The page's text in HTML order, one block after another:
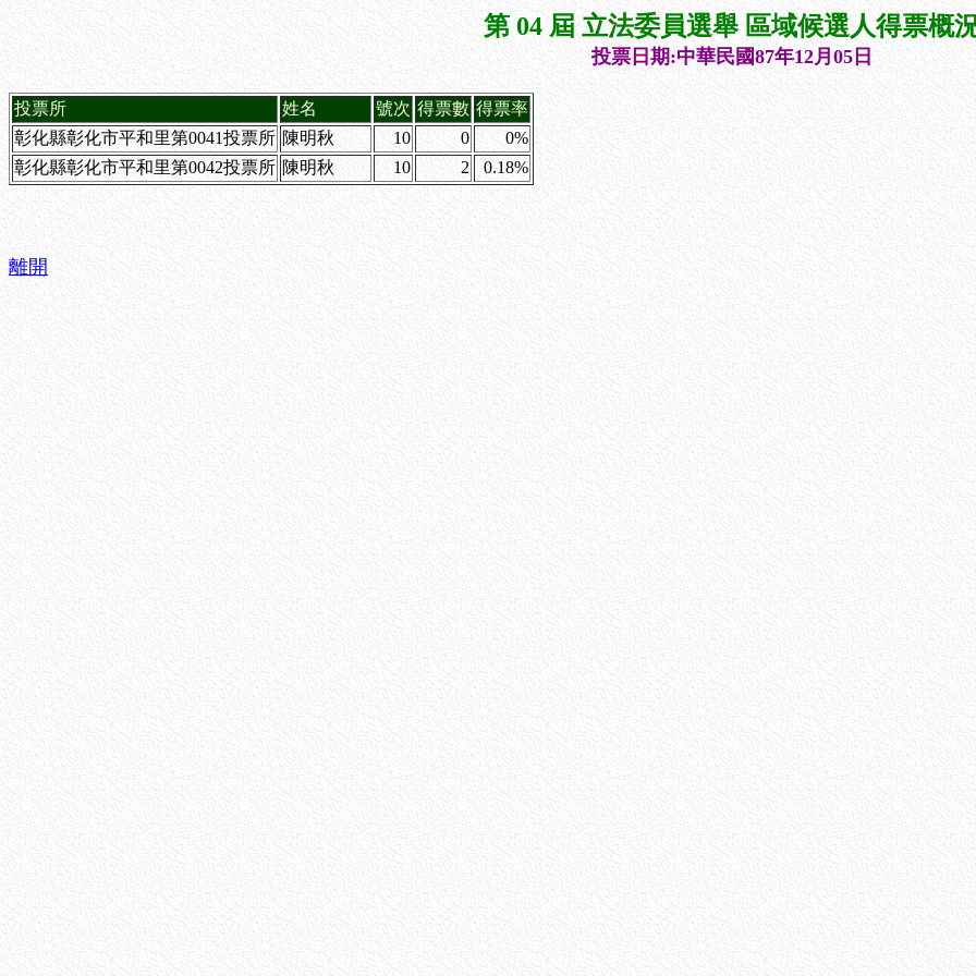
第 04 屆 立法委員選舉 區域候選人得票概
投票日期:中華民國87年12月05日
投票所 姓名 號次 得票數 得票率
彰化縣彰化市平和里第0041投票所 陳明秋 10 0
0%
彰化縣彰化市平和里第0042投票所 陳明秋 10 2 0.18%
離開